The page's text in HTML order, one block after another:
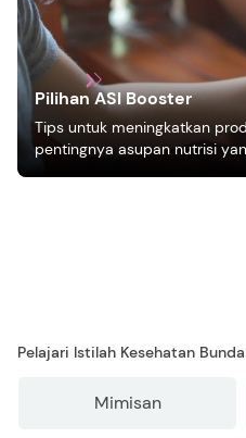
Pilihan ASI Booster
Tips untuk meningkatkan
pentingnya asupan nutrisi
Pelajari Istilah Kesehatan
Mimisan